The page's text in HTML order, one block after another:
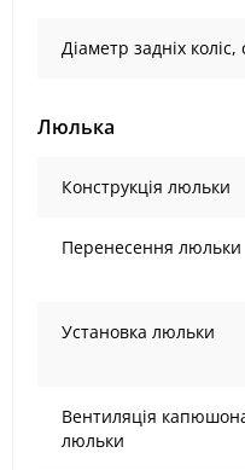
Діаметр задніх коліс,
Люлька
Конструкція люльки
Перенесення люльки
Установка люльки
Вентиляція
люльки